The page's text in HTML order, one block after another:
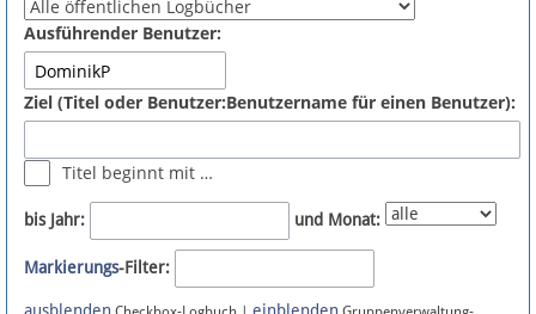
Fördermitglied werden
Fehler melden
Newsletter
Bluesky
Ausführender Benutzer:
Ziel (Titel oder Benutzer:Benutzername für einen Benutzer):
Titel beginnt mit …
bis Jahr: und Monat:
Markierungs-Filter: